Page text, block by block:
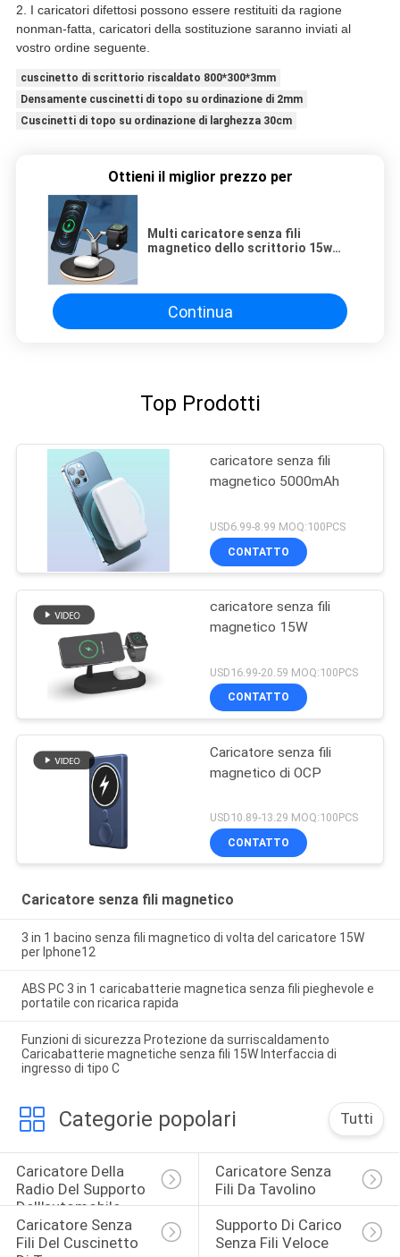
2. I caricatori difettosi possono essere restituiti da ragione
nonman-fatta, caricatori della sostituzione saranno inviati al
vostro ordine seguente.
cuscinetto di scrittorio riscaldato 800*300*3mm
Densamente cuscinetti di topo su ordinazione di 2mm
Cuscinetti di topo su ordinazione di larghezza 30cm
Ottieni il miglior prezzo per
Multi caricatore senza fili
magnetico dello scrittorio 15w
Continua
Top Prodotti
caricatore senza fili
magnetico 5000mAh
USD6.99-8.99 MOQ:100PCS
CONTATTO
caricatore senza fili
magnetico 15W
USD16.99-20.59 MOQ:100PCS
CONTATTO
Caricatore senza fili
magnetico di OCP
USD10.89-13.29 MOQ:100PCS
CONTATTO
Caricatore senza fili magnetico
3 in 1 bacino senza fili magnetico di volta del caricatore 15W
per Iphone12
ABS PC 3 in 1 caricabatterie magnetica senza fili pieghevole e
portatile con ricarica rapida
Funzioni di sicurezza Protezione da surriscaldamento
Caricabatterie magnetiche senza fili 15W Interfaccia di
ingresso di tipo C
Categorie popolari Tutti
Caricatore Della
Radio Del Supporto
Dell'automobile
Caricatore Senza
Fili Da Tavolino
Caricatore Senza
Fili Del Cuscinetto
Supporto Di Carico
Senza Fili Veloce